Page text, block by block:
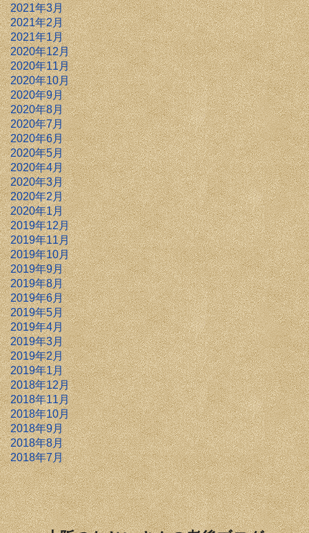
2021年3月
2021年2月
2021年1月
2020年12月
2020年11月
2020年10月
2020年9月
2020年8月
2020年7月
2020年6月
2020年5月
2020年4月
2020年3月
2020年2月
2020年1月
2019年12月
2019年11月
2019年10月
2019年9月
2019年8月
2019年6月
2019年5月
2019年4月
2019年3月
2019年2月
2019年1月
2018年12月
2018年11月
2018年10月
2018年9月
2018年8月
2018年7月